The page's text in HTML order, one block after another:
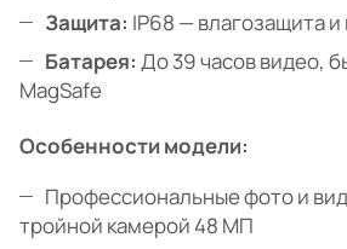
Защита: IP68 — влагозащита
Батарея: До 39 часов видео,
MagSafe
Особенности модели:
Профессиональные фото и
тройной камерой 48 МП